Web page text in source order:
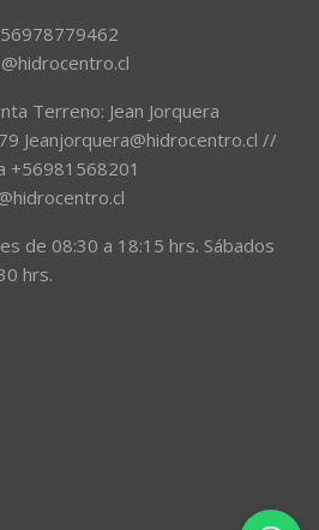
Terreno: Jean Jorquera
Jeanjorquera@hidrocentro.cl //
+56981568201
de 08:30 a 18:15 hrs. Sábados
hrs.